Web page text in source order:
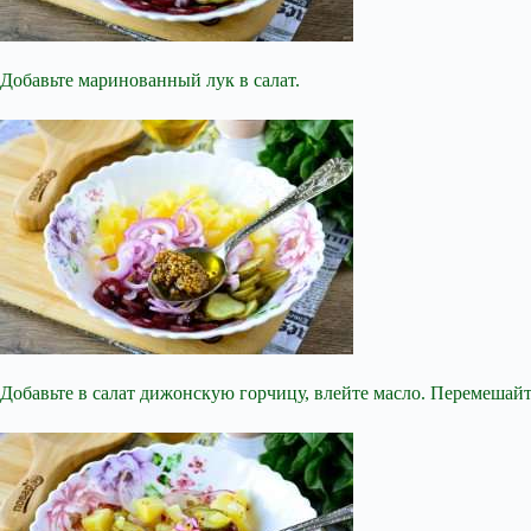
Добавьте маринованный лук в салат.
Добавьте в салат дижонскую горчицу, влейте масло.